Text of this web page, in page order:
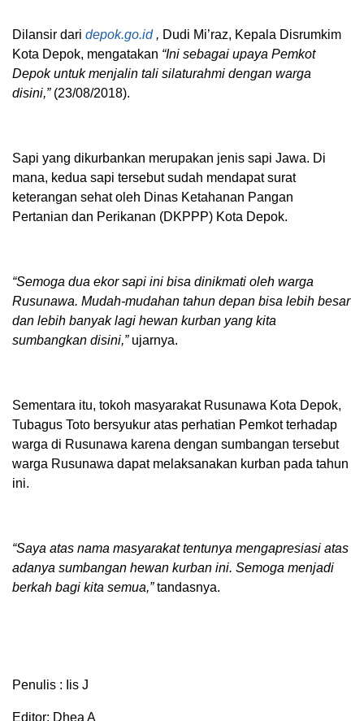
Dilansir dari depok.go.id , Dudi Mi’raz, Kepala Disrumkim
Kota Depok, mengatakan “Ini sebagai upaya Pemkot
Depok untuk menjalin tali silaturahmi dengan warga
disini,”(23/08/2018).
Sapi yang dikurbankan merupakan jenis sapi Jawa. Di
mana, kedua sapi tersebut sudah mendapat surat
keterangan sehat oleh Dinas Ketahanan Pangan
Pertanian dan Perikanan (DKPPP) Kota Depok.
“Semoga dua ekor sapi ini bisa dinikmati oleh warga
Rusunawa. Mudah-mudahan tahun depan bisa lebih besar
dan lebih banyak lagi hewan kurban yang kita
sumbangkan disini,” ujarnya.
Sementara itu, tokoh masyarakat Rusunawa Kota Depok,
Tubagus Toto bersyukur atas perhatian Pemkot terhadap
warga di Rusunawa karena dengan sumbangan tersebut
warga Rusunawa dapat melaksanakan kurban pada tahun
ini.
“Saya atas nama masyarakat tentunya mengapresiasi atas
adanya sumbangan hewan kurban ini. Semoga menjadi
berkah bagi kita semua,”tandasnya.
Penulis : Iis J
Editor: Dhea A